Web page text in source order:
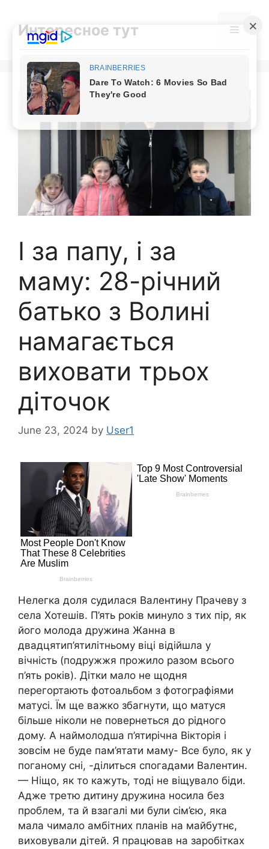
contentИнтересное тут Menu
І за папу, і за
маму: 28-річний
батько з Волині
намагається
виховати трьох
діточок
June 23, 2024 by User1
Нелегка доля судилася Валентину Прачеву з
села Хотешів. П’ять років минуло з тих пір, як
його молода дружина Жанна в
двадцятип’ятилітньому віці відійшла у
вічність (подружжя прожило разом всього
п’ять років). Дітки мало не щодня
перегортають фотоальбом з фотографіями
матусі. Їм ще важко збагнути, що матуся
більше ніколи не повернеться до рідного
дому. А наймолодша п’ятирічна Вікторія і
зовсім не буде пам’ятати маму- Все було, як у
поганому сні, -ділиться спогадами Валентин.
— Ніщо, як то кажуть, тоді не віщувало біди.
Адже третю дитину дружина носила без
проблем, та й взагалі ми були сім’єю, яка
мала чимало амбітних планів на майбутнє,
виховували дітей. Я працював на заробітках